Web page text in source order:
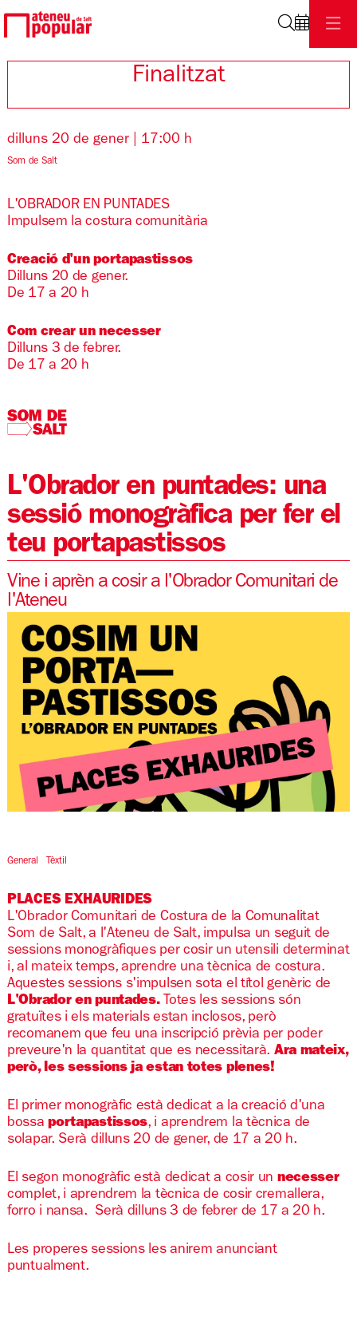
Finalitzat
dilluns 20 de gener 17:00 h
Som de Salt
L'OBRADOR EN PUNTADES
Impulsem la costura comunitària
Creació d'un portapastissos
Dilluns 20 de gener.
De 17 a 20 h
Com crear un necesser
Dilluns 3 de febrer.
De 17 a 20 h
L'Obrador en puntades: una
sessió monogràfica per fer el
teu portapastissos
Vine i aprèn a cosir a l'Obrador Comunitari de
l'Ateneu
General Tèxtil
PLACES EXHAURIDES
L'Obrador Comunitari de Costura de la Comunalitat
Som de Salt, a l'Ateneu de Salt, impulsa un seguit de
sessions monogràfiques per cosir un utensili determinat
i, al mateix temps, aprendre una tècnica de costura.
Aquestes sessions s'impulsen sota el títol genèric de
L'Obrador en puntades.Totes les sessions són
gratuïtes i els materials estan inclosos, però
recomanem que feu una inscripció prèvia per poder
preveure'n la quantitat que es necessitarà. Ara mateix,
però, les sessions ja estan totes plenes!
El primer monogràfic està dedicat a la creació d'una
bossaportapastissos, i aprendrem la tècnica de
solapar. Serà dilluns 20 de gener, de 17 a 20 h.
El segon monogràfic està dedicat a cosir un necesser
complet, i aprendrem la tècnica de cosir cremallera,
forro i nansa. Serà dilluns 3 de febrer de 17 a 20 h.
Les properes sessions les anirem anunciant
puntualment.